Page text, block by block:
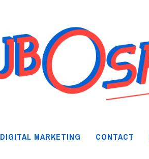
DIGITAL MARKETING CONTACT